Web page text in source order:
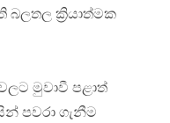
බලතල ක්‍රියාත්මක
මුවාවී පළාත්
පවරා ගැනීම